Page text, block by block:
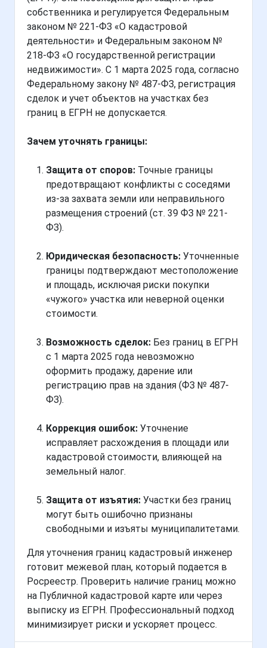
собственника и регулируется Федеральным
законом № 221-ФЗ «О кадастровой
деятельности» и Федеральным законом №
218-ФЗ «О государственной регистрации
недвижимости». С 1 марта 2025 года, согласно
Федеральному закону № 487-ФЗ, регистрация
сделок и учет объектов на участках без
границ в ЕГРН не допускается.
Зачем уточнять границы:
Защита от споров: Точные границы
предотвращают конфликты с соседями
из-за захвата земли или неправильного
размещения строений (ст. 39 ФЗ № 221-
ФЗ).
Юридическая безопасность: Уточненные
границы подтверждают местоположение
и площадь, исключая риски покупки
«чужого» участка или неверной оценки
стоимости.
Возможность сделок: Без границ в ЕГРН
с 1 марта 2025 года невозможно
оформить продажу, дарение или
регистрацию прав на здания (ФЗ № 487-
ФЗ).
Коррекция ошибок: Уточнение
исправляет расхождения в площади или
кадастровой стоимости, влияющей на
земельный налог.
Защита от изъятия: Участки без границ
могут быть ошибочно признаны
свободными и изъяты муниципалитетами.
Для уточнения границ кадастровый инженер
готовит межевой план, который подается в
Росреестр. Проверить наличие границ можно
на Публичной кадастровой карте или через
выписку из ЕГРН. Профессиональный подход
минимизирует риски и ускоряет процесс.